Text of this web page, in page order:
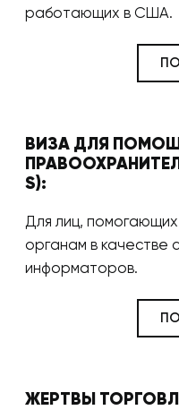
работающих в США.
ВИЗА ДЛЯ
S):
Для лиц,
органам в качестве
информаторов.
ЖЕРТВЫ